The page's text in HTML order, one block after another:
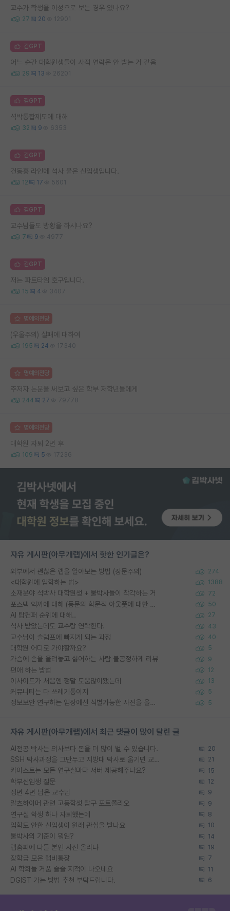
교수가 학생을 이성으로 보는 경우 있나요?
27 20 12901
김GPT
어느 순간 대학원생들이 사적 연락은 안 받는 거 같음
29 13 26201
김GPT
석박통합제도에 대해
32 9 6353
김GPT
건동홍 라인에 석사 붙은 신입생입니다.
12 17 5601
김GPT
교수님들도 방황을 하시나요?
7 9 4977
김GPT
저는 파트타임 호구입니다.
15 4 3407
명예의전당
(우울주의) 실패에 대하여
195 24 17340
명예의전당
주저자 논문을 써보고 싶은 학부 저학년들에게
244 27 79778
명예의전당
대학원 자퇴 2년 후
109 5 17236
자유 게시판(아무개랩)에서 핫한 인기글은?
외부에서 괜찮은 랩을 알아보는 방법 (장문주의) 274
<대학원에 입학하는 법> 1388
소재분야 석박사 대학원생 + 물박사들이 착각하는 거 72
포스텍 억까에 대해 (동문의 학문적 아웃풋에 대한 반박) 50
AI 탑컨퍼 순위에 대해.. 27
석사 받았는데도 교수랑 연락한다. 43
교수님이 슬럼프에 빠지게 되는 과정 40
대학원 어디로 가야할까요? 5
가슴에 손을 올려놓고 싫어하는 사람 불공정하게 리뷰 9
편애 하는 방법 12
이사이트가 처음엔 정말 도움많이됐는데 13
커뮤니티는 다 쓰레기통이지 5
정보보안 연구하는 입장에선 식별가능한 사진을 올리는건 비추이긴함 5
자유 게시판(아무개랩)에서 최근 댓글이 많이 달린 글
AI전공 박사는 의사보다 돈을 더 많이 벌 수 있습니다. 20
SSH 박사과정을 그만두고 지방대 박사로 옮기면 교수의 꿈은 끝일까요? 21
카이스트는 모든 연구실마다 서버 제공해주나요? 15
학부신입생 질문 12
정년 4년 남은 교수님 9
알츠하이머 관련 고등학생 탐구 포트폴리오 9
연구실 학생 하나 자퇴했는데 8
입학도 안한 신입생이 원래 관심을 받나요 10
물박사의 기준이 뭐임? 14
랩홈피에 다들 본인 사진 올리냐 19
장학금 모은 랩비통장 7
AI 학회들 거품 슬슬 지적이 나오네요 11
DGIST 가는 방법 추천 부탁드립니다. 6